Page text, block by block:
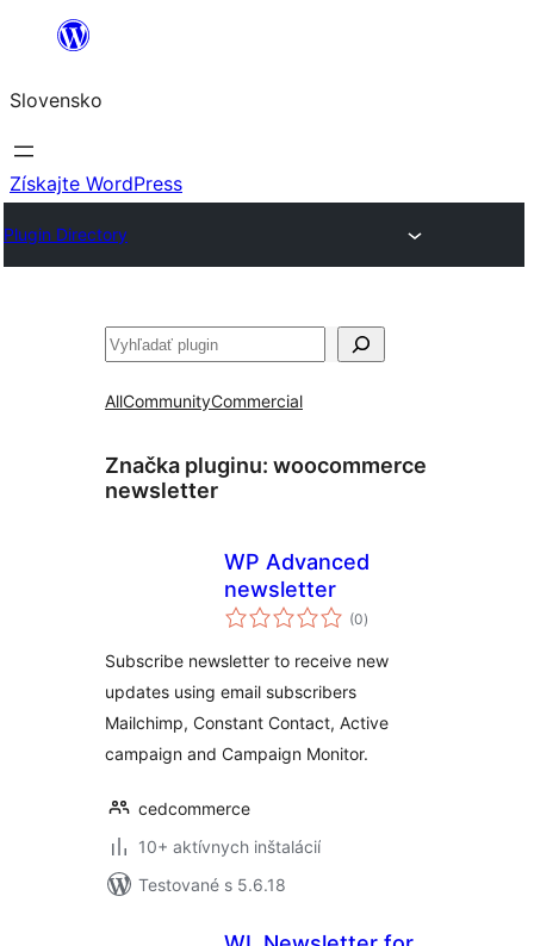
Prejsť
obsah
Slovensko
Získajte WordPress
Plugin Directory
Hľadať
AllCommunityCommercial
Značka pluginu: woocommerce
newsletter
WP Advanced
newsletter
(0celkové
hodnotenie
)
Subscribe newsletter to receive new
updates using email subscribers
Mailchimp, Constant Contact, Active
campaign and Campaign Monitor.
cedcommerce
10+ aktívnych inštalácií
Testované s 5.6.18